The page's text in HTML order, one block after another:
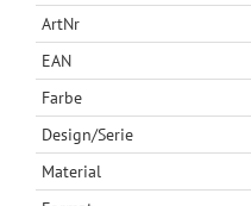
ArtNr
EAN
Farbe
Design/Serie
Material